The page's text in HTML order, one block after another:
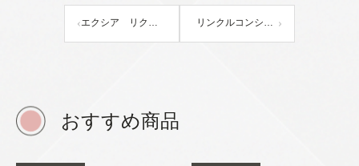
エクシア リクイッドアイカラー リンクルコンシール ヴェール
おすすめ商品